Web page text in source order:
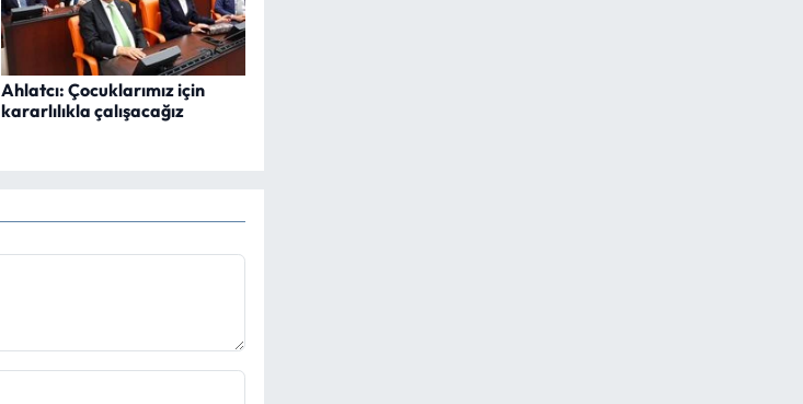
Ahlatcı: Çocuklarımız için
kararlılıkla çalışacağız